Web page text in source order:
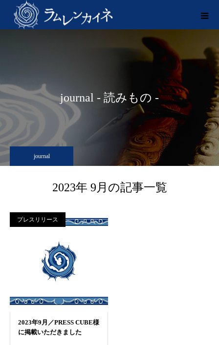
journal - 読みもの -
journal
2023年 9月の記事一覧
プレスリリース